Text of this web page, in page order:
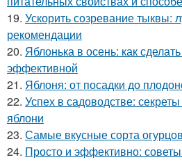
19. Ускорить созревание тыквы:
рекомендации
20. Яблонька в осень: как
эффективной
21. Яблоня: от посадки до
22. Успех в садоводстве:
яблони
23. Самые вкусные сорта
24. Просто и эффективно: